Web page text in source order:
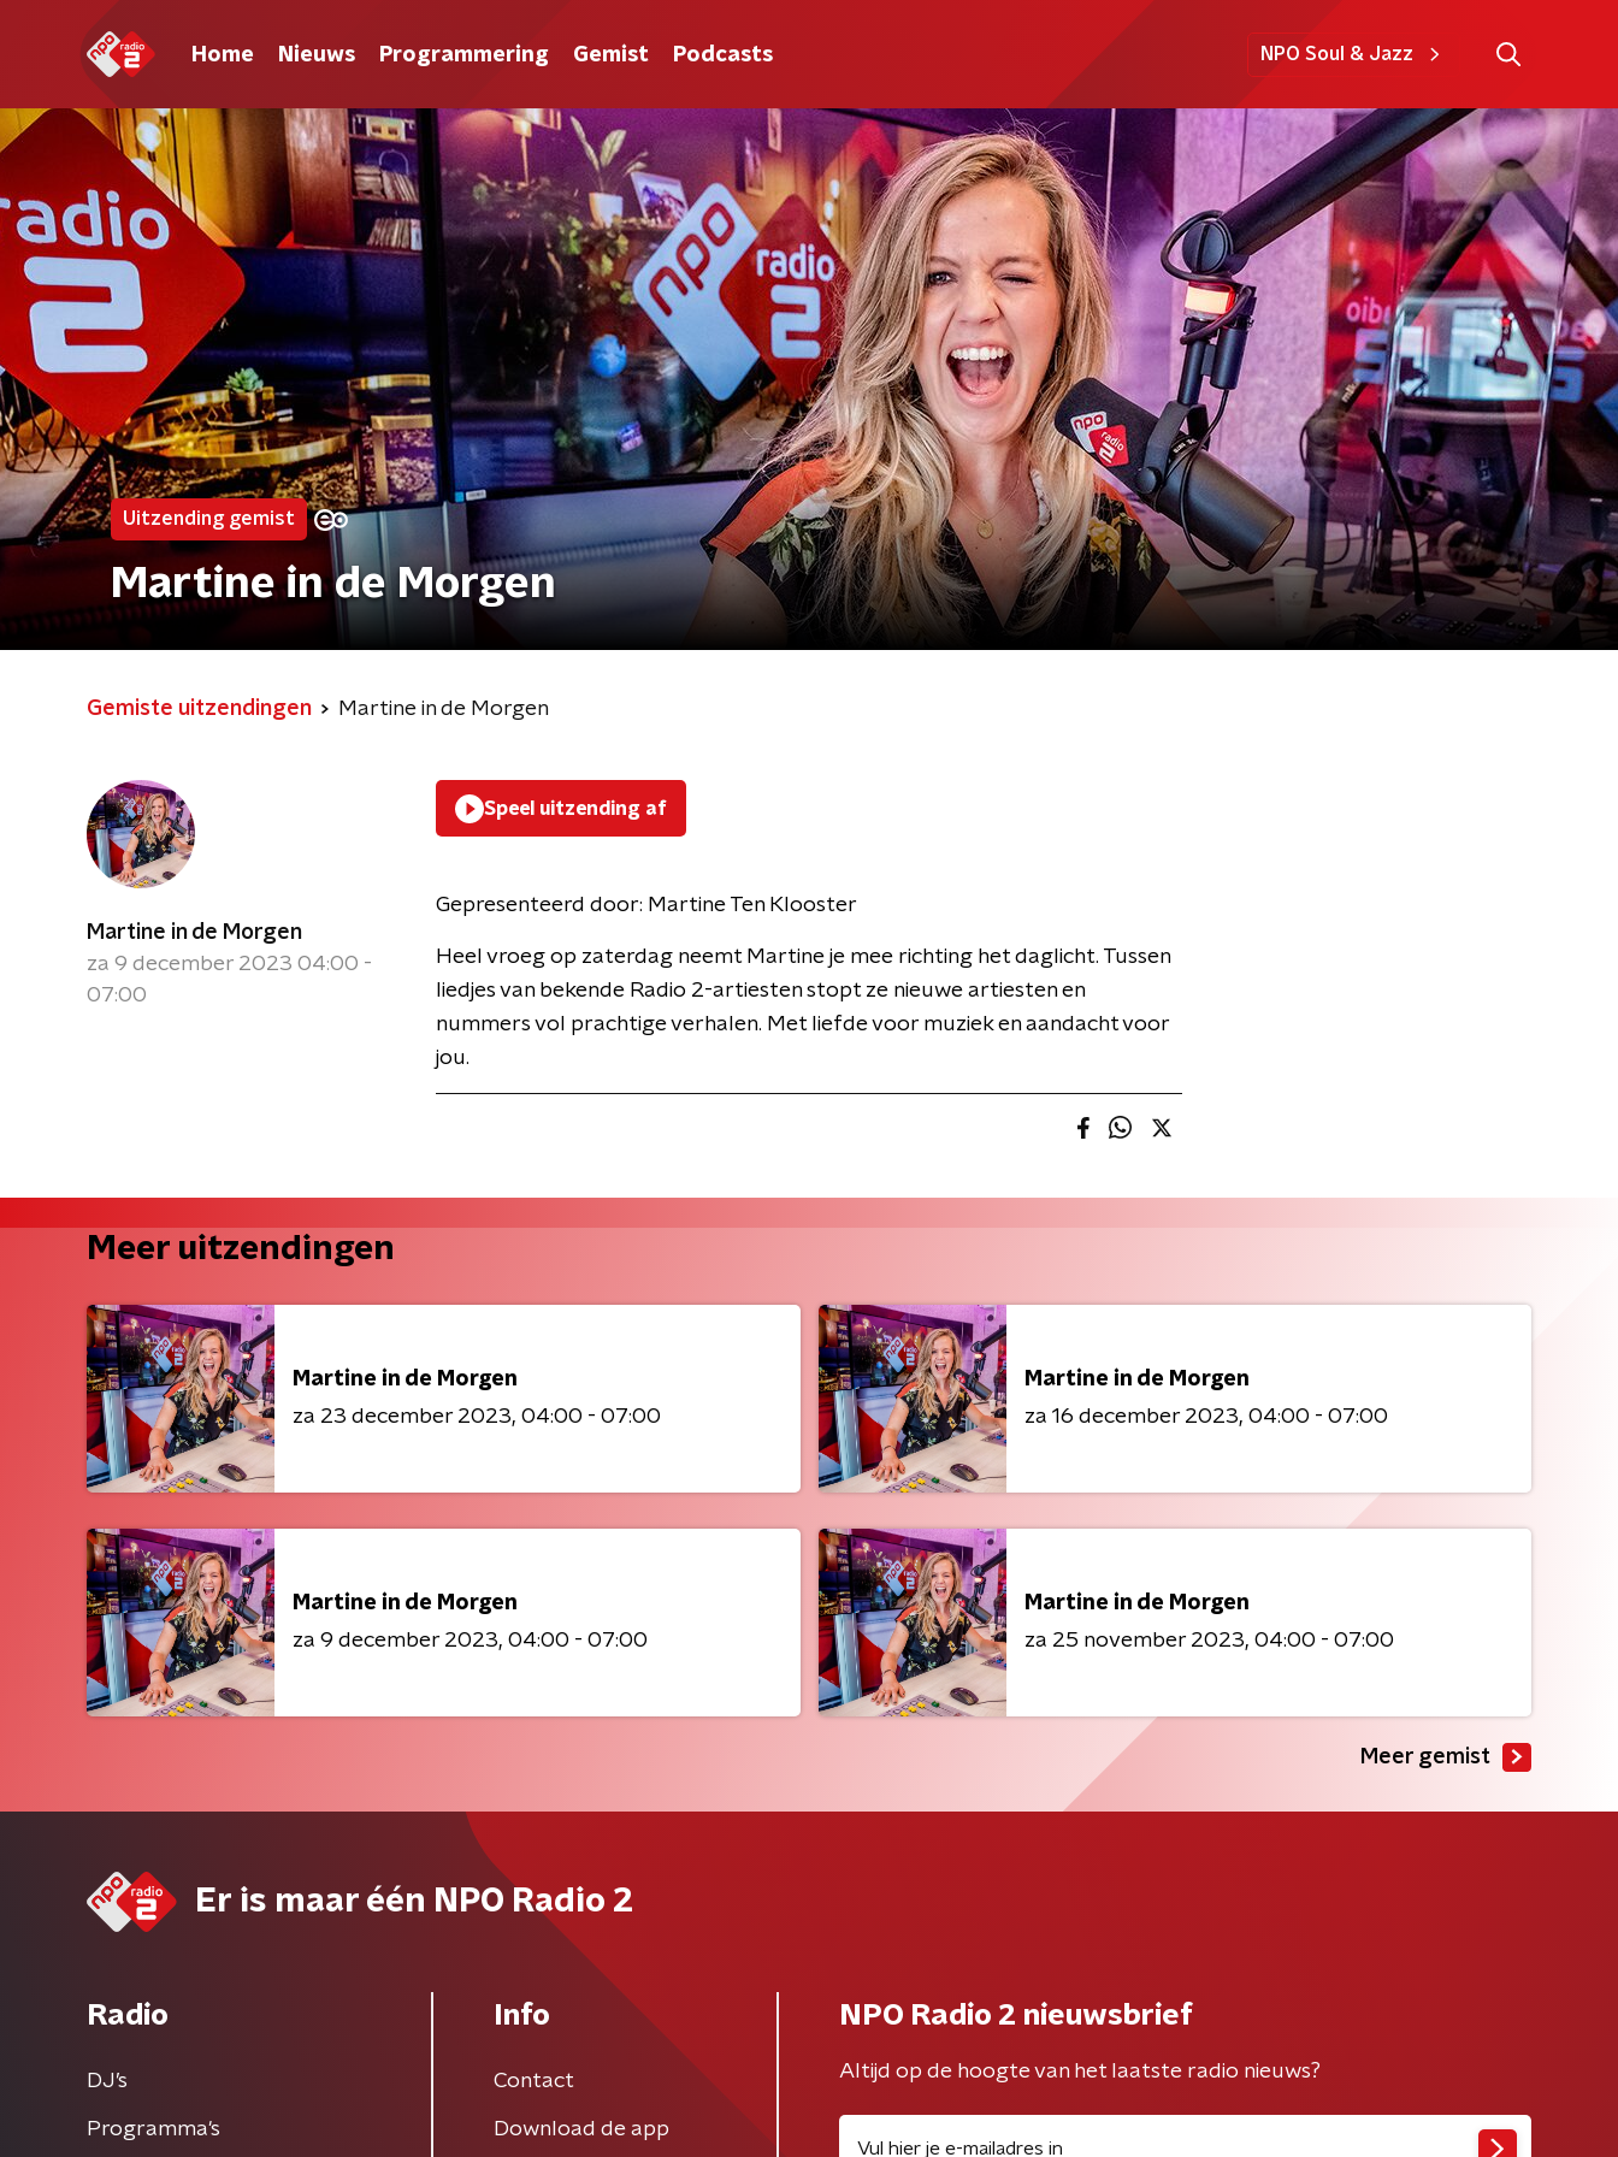
Home Nieuws Programmering Gemist Podcasts NPO Soul & Jazz
Uitzending gemist
Martine in de Morgen
Gemiste uitzendingen Martine in de Morgen
Martine in de Morgen
za 9 december 2023 04:00 -
07:00
Speel uitzending af
Gepresenteerd door: Martine Ten Klooster
Heel vroeg op zaterdag neemt Martine je mee richting het daglicht. Tussen
liedjes van bekende Radio 2-artiesten stopt ze nieuwe artiesten en
nummers vol prachtige verhalen. Met liefde voor muziek en aandacht voor
jou.
Meer uitzendingen
Martine in de Morgen
za 23 december 2023 04:00 - 07:00
Martine in de Morgen
za 16 december 2023 04:00 - 07:00
Martine in de Morgen
za 9 december 2023 04:00 - 07:00
Martine in de Morgen
za 25 november 2023 04:00 - 07:00
Meer gemist
Er is maar één NPO Radio 2
Radio
DJ’s
Programma's
Info
Contact
Download de app
NPO Radio 2 nieuwsbrief
Altijd op de hoogte van het laatste radio nieuws?